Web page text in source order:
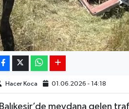
Hacer Koca 01.06.2026 - 14:18
Balıkesir’de meydana gelen